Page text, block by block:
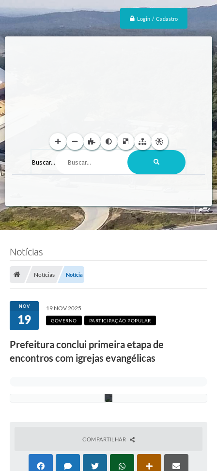
Login / Cadastro
Buscar...
Notícias
Notícias Notícia
NOV
19
19 NOV 2025
GOVERNO PARTICIPAÇÃO POPULAR
Prefeitura conclui primeira etapa de
encontros com igrejas evangélicas
o
l
a
COMPARTILHAR